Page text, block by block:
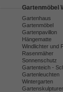
Gartenmöbel
Gartenhaus
Gartenmöbel
Gartenpavillon
Hängematte
Windlichter und
Rasenmäher
Sonnenschutz
Gartenteich -
Gartenleuchten
Wintergarten